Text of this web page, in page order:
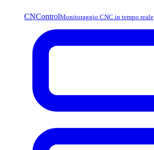
CNControlMonitoraggio CNC in tempo reale